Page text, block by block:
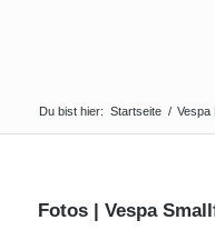
Du bist hier: Startseite / Vespa
Fotos | Vespa